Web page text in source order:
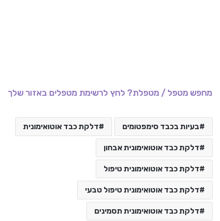
מחפש מטפל / מטפלת? לחץ לרשימת מטפלים באזור שלך
בעיות בכבד סימפטומים דלקת כבד אוטואימונית
דלקת כבד אוטואימונית אבחון
דלקת כבד אוטואימונית טיפול
דלקת כבד אוטואימונית טיפול טבעי
דלקת כבד אוטואימונית תסמינים